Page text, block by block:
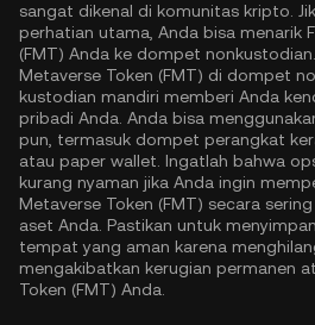
sangat dikenal di komunitas kripto.
perhatian utama, Anda bisa menarik
(FMT) Anda ke dompet
Metaverse Token (FMT) di dompet
kustodian mandiri memberi Anda
pribadi Anda. Anda bisa
pun, termasuk dompet perangkat
atau paper wallet. Ingatlah bahwa
kurang nyaman jika Anda ingin
Metaverse Token (FMT) secara
aset Anda. Pastikan untuk
tempat yang aman karena
mengakibatkan kerugian permanen
Token (FMT) Anda.